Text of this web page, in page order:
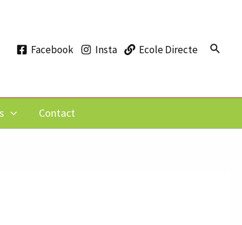
Facebook Insta Ecole Directe
Contact